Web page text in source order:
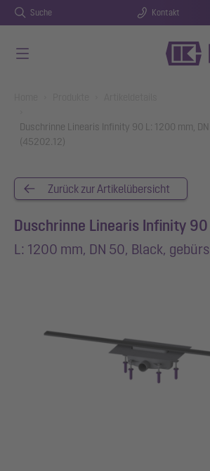
Suche Kontakt
Duschrinne Linearis Infinity 90 L: 1200 mm,
(45202.12)
Zurück zur Artikelübersicht
Duschrinne Linearis Infinity 90
L: 1200 mm, DN 50, Black,